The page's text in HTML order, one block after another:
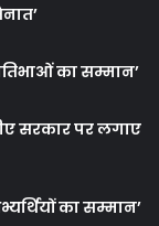
का सम्मान’
सरकार पर लगाए
का सम्मान’